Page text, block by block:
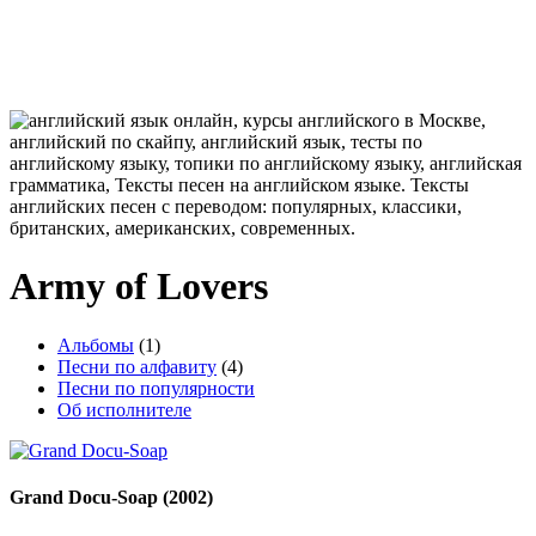
Army of Lovers
Альбомы (1)
Песни по алфавиту (4)
Песни по популярности
Об исполнителе
Grand Docu-Soap (2002)